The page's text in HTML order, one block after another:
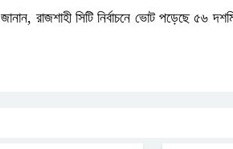
জানান, রাজশাহী সিটি নির্বাচনে ভোট পড়েছে